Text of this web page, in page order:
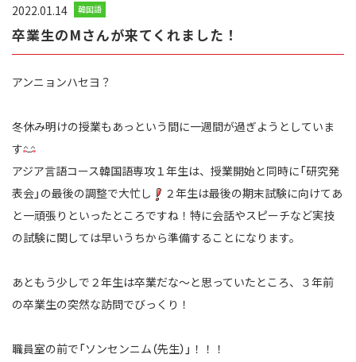
2022.01.14 韓国語
卒業生のMさんが来てくれました！
アンニョンハセヨ？
冬休み明けの授業もあっという間に一週間が過ぎようとしていま
す
アジア言語コース韓国語専攻１年生は、授業開始と同時に「研究発
表会」の最後の調整で大忙し
２年生は最後の期末試験に向けてあ
と一頑張りといったところですね！特に会話やスピーチなど実技
の試験に関しては早いうちから準備することになります。
あともう少しで２年生は卒業だな～と思っていたところ、３年前
の卒業生の突然な訪問でびっくり！
職員室の前で「ソンセンニム（先生）」！！！